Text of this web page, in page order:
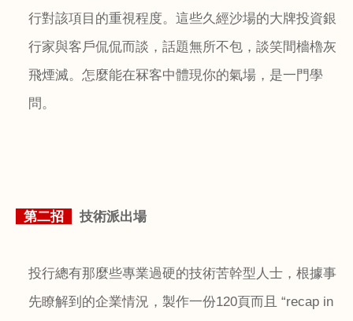
行對該項目的重視程度。這些久經沙場的大牌投資銀
行家與客戶侃侃而談，話題無所不包，談笑間檣櫓灰
飛煙滅。怎麼能在冧客中體現你的氣場，是一門學
問。
第二招 技術派出場
投行總有那麼些專業過硬的技術苦幹型人士，根據事
先瞭解到的企業情況，製作一份120頁而且 “recap in